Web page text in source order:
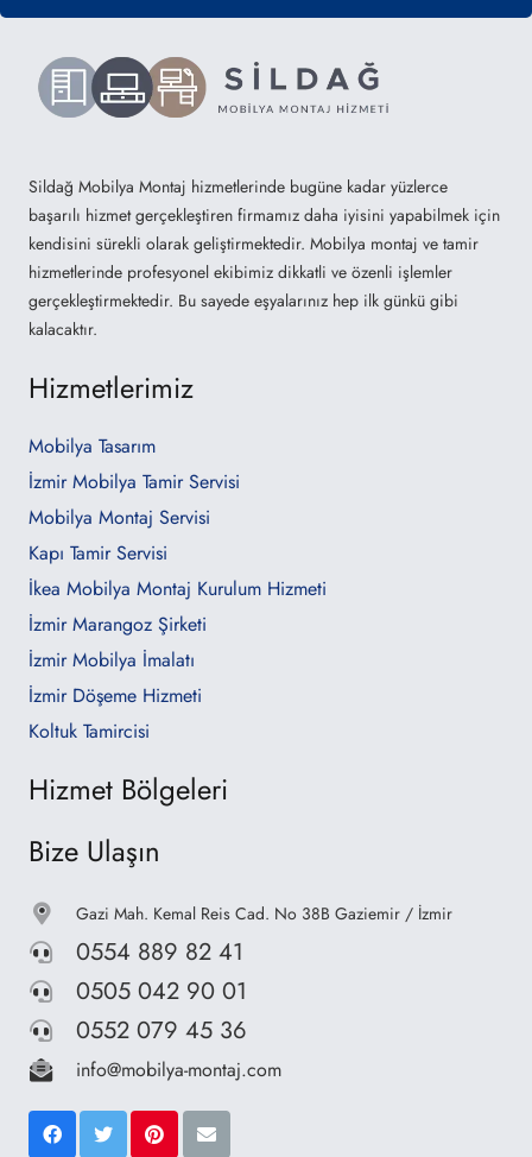
Sildağ Mobilya Montaj hizmetlerinde bugüne kadar yüzlerce
başarılı hizmet gerçekleştiren firmamız daha iyisini yapabilmek için
kendisini sürekli olarak geliştirmektedir. Mobilya montaj ve tamir
hizmetlerinde profesyonel ekibimiz dikkatli ve özenli işlemler
gerçekleştirmektedir. Bu sayede eşyalarınız hep ilk günkü gibi
kalacaktır.
Hizmetlerimiz
Mobilya Tasarım
İzmir Mobilya Tamir Servisi
Mobilya Montaj Servisi
Kapı Tamir Servisi
İkea Mobilya Montaj Kurulum Hizmeti
İzmir Marangoz Şirketi
İzmir Mobilya İmalatı
İzmir Döşeme Hizmeti
Koltuk Tamircisi
Hizmet Bölgeleri
Bize Ulaşın
Gazi Mah. Kemal Reis Cad. No 38B Gaziemir / İzmir
0554 889 82 41
0505 042 90 01
0552 079 45 36
info@mobilya-montaj.com